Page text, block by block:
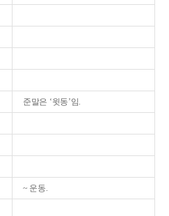
준말은 ‘윗동’임.
~ 운동.